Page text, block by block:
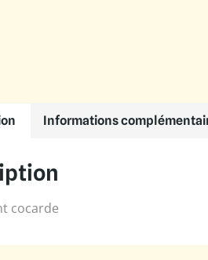
Informations
cocarde